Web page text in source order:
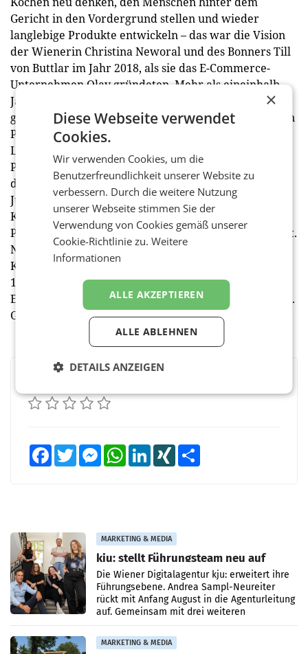
Gericht in den Vordergrund stellen und wieder
langlebige Produkte entwickeln – das war die Vision
der Wienerin Christina Neworal und des Bonners Till
von Buttlar im Jahr 2018, als sie das E-Commerce-
Unternehmen Olav gründeten. Mehr als eineinhalb
Jahre sind in die Entwicklung der Olav-Pfanne
geflossen. Umgesetzt wurde die Vision mit dem ersten
Produkt, der Olav-Kupferkernpfanne: absolute
Luxusqualität, fair produziert und zu leistbaren
Preisen. Dank des Wiederbeschichtungsservices ist
die Olav Pfanne für ein ganzes Leben konzipiert. Seit
Juli 2019 ist das kleine Start-up mit der Olav-
Kupferkernpfanne gestartet, 2020 wurde die Olav-
Pfanne mit dem German Design Award ausgezeichnet.
Neu im Sortiment sind das Olav Chefmesser & Olav
Kupferkerntöpfe. Preise: Olav Kupferkernpfanne ab
119 € inkl. Glasdeckel, Olav Chefmesser ab 195 € inkl.
Echtheitszertifikat, Olav Kupferkerntopf ab 119 € inkl.
Glasdeckel. (red)
FacebookTwitter MessengerWhatsAppLinkedInXING
MARKETING & MEDIA
kju: stellt Führungsteam neu auf
Die Wiener Digitalagentur kju: erweitert ihre
Führungsebene. Andrea Sampl-Neureiter
rückt mit Anfang August in die Agenturleitung
auf. Gemeinsam mit drei weiteren
Neubesetzungen entsteht
MARKETING & MEDIA
×
Diese Webseite verwendet
Cookies.
Wir verwenden Cookies, um die
Benutzerfreundlichkeit unserer Website zu
verbessern. Durch die weitere Nutzung
unserer Webseite stimmen Sie der
Verwendung von Cookies gemäß unserer
Cookie-Richtlinie zu.Weitere
Informationen
ALLE AKZEPTIEREN
ALLE ABLEHNEN
DETAILS ANZEIGEN